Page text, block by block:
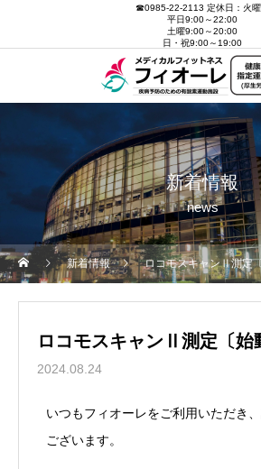
☎0985-22-2113 定休日：火
平日9:00～22:00
土曜9:00～20:00
日・祝9:00～19:00
新着情報
news
新着情報 ロコモスキャンⅡ測定
ロコモスキャンⅡ測定〔始
2024.08.24
いつもフィオーレをご利用いただき
ございます。